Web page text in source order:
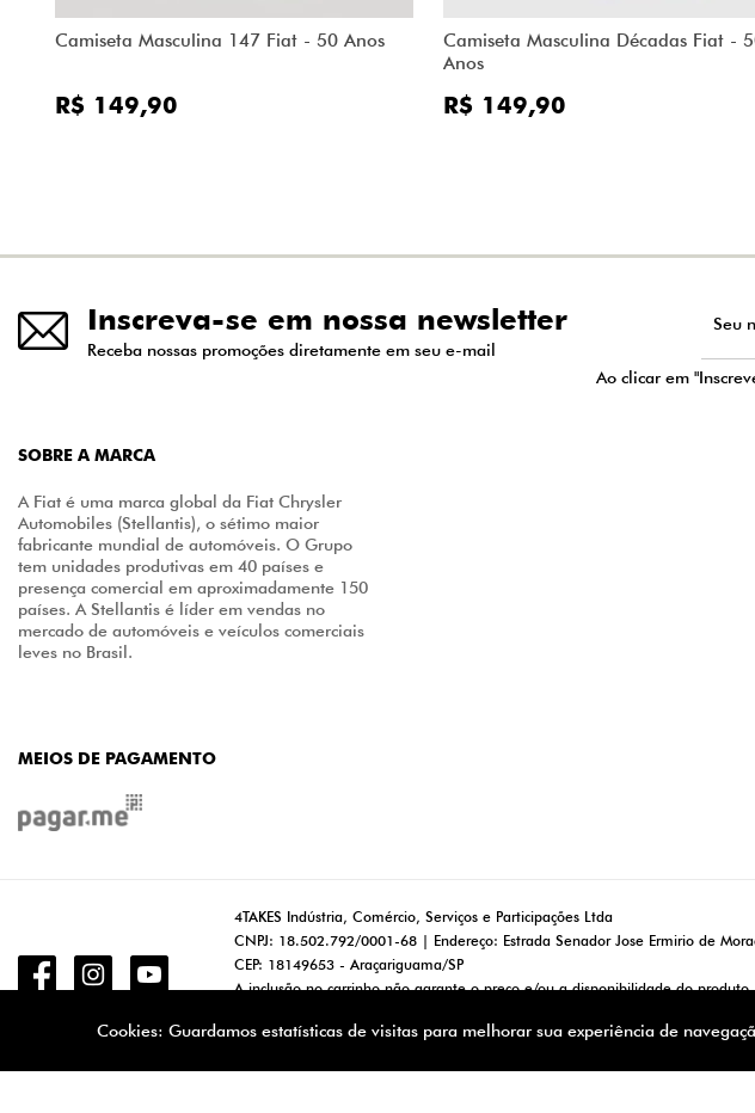
Camiseta Masculina 147 Fiat - 50 Anos
R$ 149,90
Camiseta Masculina Décadas Fiat -
Anos
R$ 149,90
Inscreva-se em nossa newsletter
Receba nossas promoções diretamente em seu e-mail
Ao clicar em
SOBRE A MARCA
A Fiat é uma marca global da Fiat Chrysler
Automobiles (Stellantis), o sétimo maior
fabricante mundial de automóveis. O Grupo
tem unidades produtivas em 40 países e
presença comercial em aproximadamente 150
países. A Stellantis é líder em vendas no
mercado de automóveis e veículos comerciais
leves no Brasil.
MEIOS DE PAGAMENTO
4TAKES Indústria, Comércio, Serviços e Participações Ltda
CNPJ: 18.502.792/0001-68 | Endereço: Estrada Senador Jose Ermirio de
CEP: 18149653 - Araçariguama/SP
A inclusão no carrinho não garante o preço e/ou a disponibilidade do
sujeitas a análise e disponibilidade de estoque. Promoções/Cupons não são
Cookies: Guardamos estatísticas de visitas para melhorar sua experiência de